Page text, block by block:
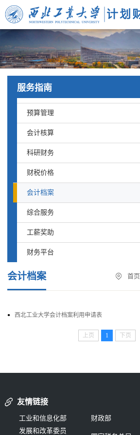
服务指南
预算管理
会计核算
科研财务
财税价格
会计档案
综合服务
工薪奖助
财务平台
会计档案 首页
西北工业大学会计档案利用申请表
上页 1 下页
友情链接
工业和信息化部 财政部
发展和改革委员